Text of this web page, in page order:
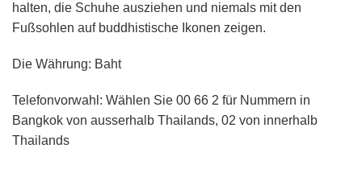
halten, die Schuhe ausziehen und niemals mit den
Fußsohlen auf buddhistische Ikonen zeigen.
Die Währung: Baht
Telefonvorwahl: Wählen Sie 00 66 2 für Nummern in
Bangkok von ausserhalb Thailands, 02 von innerhalb
Thailands